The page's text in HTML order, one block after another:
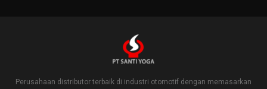
Perusahaan distributor terbaik di industri otomotif dengan memasarkan